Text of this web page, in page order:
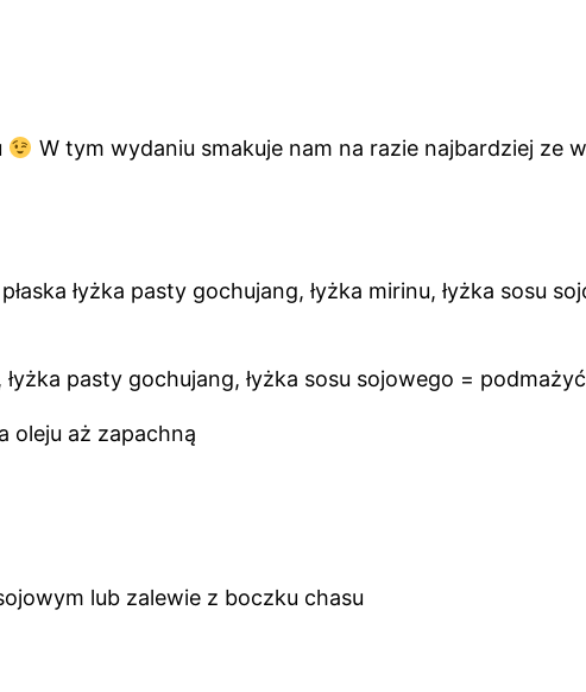
W tym wydaniu smakuje nam na razie najbardziej ze
łyżka pasty gochujang, łyżka mirinu, łyżka sosu
pasty gochujang, łyżka sosu sojowego =
oleju aż zapachną
lub zalewie z boczku chasu